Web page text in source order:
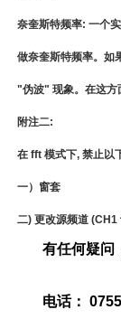
奈奎斯特频率: 一个
做奈奎斯特频率。如
"伪波" 现象。在这方
附注二:
在 fft 模式下, 禁止以
一）窗套
二) 更改源频道
有任何疑问
电话：